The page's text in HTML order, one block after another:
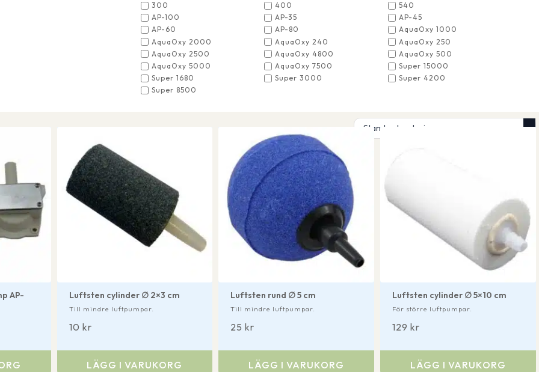
300
400
540
AP-100
AP-35
AP-45
AP-60
AP-80
AquaOxy 1000
AquaOxy 2000
AquaOxy 240
AquaOxy 250
AquaOxy 2500
AquaOxy 4800
AquaOxy 500
AquaOxy 5000
AquaOxy 7500
Super 15000
Super 1680
Super 3000
Super 4200
Super 8500
AP-
Luftsten cylinder ∅ 2×3 cm
10 kr
Till mindre luftpumpar.
LÄGG I VARUKORG
Luftsten rund ∅ 5 cm
25kr
Till mindre luftpumpar.
LÄGG I VARUKORG
Luftsten cylinder ∅ 5×10 cm
129kr
För större luftpumpar.
LÄGG I VARUKORG